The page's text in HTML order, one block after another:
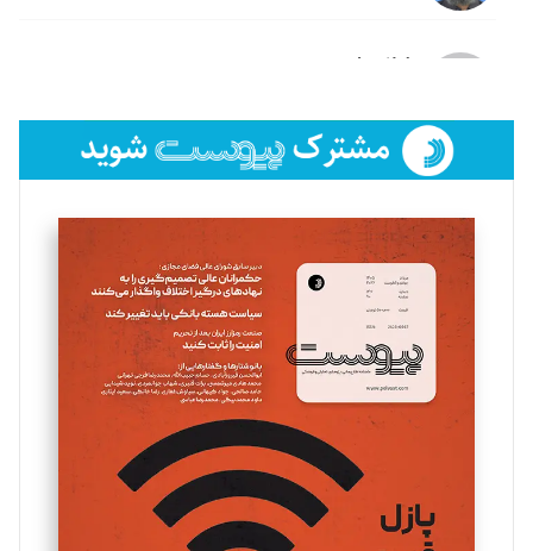
لیلا حنارود
فائزه فتحی رستمی
تحریریه
سروش کرمیان
تحریریه
مینا پاکدل
یسنا امان‌پور